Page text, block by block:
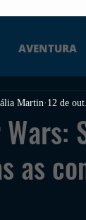
AVENTURA
PC
as
Martin 12 de